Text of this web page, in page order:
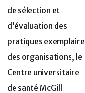
de sélection et
d’évaluation des
pratiques
des organisations, le
Centre universitaire
de santé McGill